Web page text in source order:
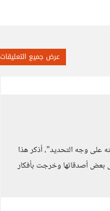
عرض جميع التعليقات
وجه التحديد"، أذكر هذا
بعض أصدقائها وخرجت بأفكار